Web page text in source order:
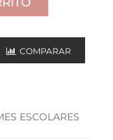
COMPARAR
ESCOLARES